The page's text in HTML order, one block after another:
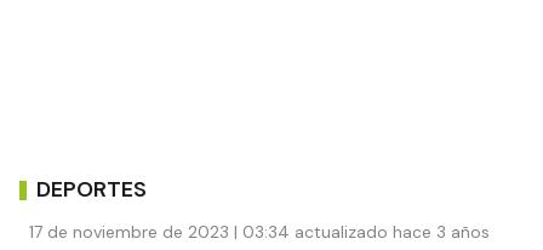
DEPORTES
17 de noviembre de 2023 | 03:34 actualizado hace 3 años